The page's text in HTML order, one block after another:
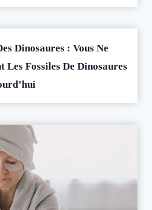
Dinosaures : Vous Ne
Les Fossiles De Dinosaures